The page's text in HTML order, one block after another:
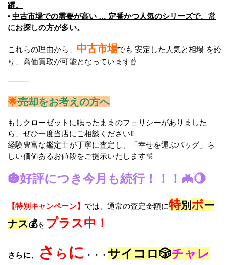
躍。
• 中古市場での需要が高い … 定番かつ人気のシリーズで、常
にお探しの方が多い。
これらの理由から、 中古市場でも 安定した人気と相場 を誇
り、高価買取が可能となっています☝️
⸻
🌟売却をお考えの方へ
もしクローゼットに眠ったままのフェリシーがありました
ら、ぜひ一度当店にご相談ください‼️
経験豊富な鑑定士が丁寧に査定し、「幸せを運ぶバッグ」ら
しい価値あるお値段をご提示いたします🫧
🎃好評につき今月も続行！！！🦇🌖
【特別キャンペーン】 では、通常の査定金額に特別ボー
ナス💰をプラス中！
さらに、 さ ら に ・・・ サイコロ🎲チャレ